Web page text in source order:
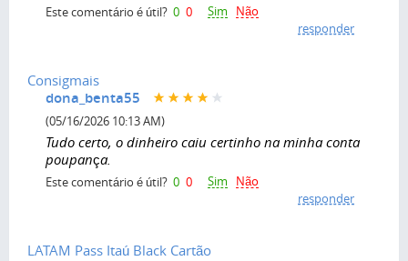
Este comentário é útil? 0 0 Sim
Não
responder
Consigmais
dona_benta55
(05/16/2026 10:13 AM)
Tudo certo, o dinheiro caiu certinho na minha conta
poupança.
Este comentário é útil? 0 0 Sim
Não
responder
LATAM Pass Itaú Black Cartão